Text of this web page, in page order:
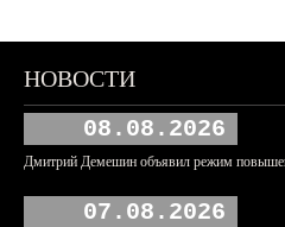
НОВОСТИ
08.08.2026
Дмитрий Демешин объявил режим
07.08.2026